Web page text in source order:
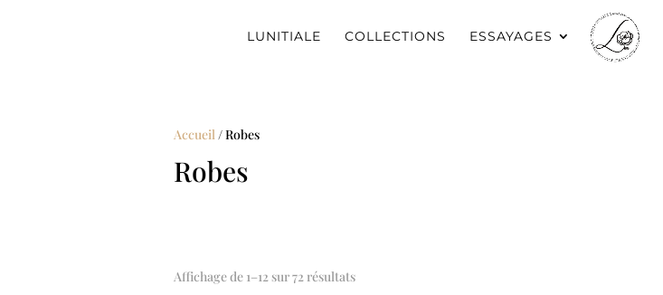
LUNITIALE COLLECTIONS ESSAYAGES
Accueil/ Robes
Robes
Affichage de 1–12 sur 72 résultatsTrié